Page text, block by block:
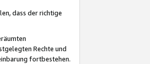
dass der richtige
Rechte und
fortbestehen.